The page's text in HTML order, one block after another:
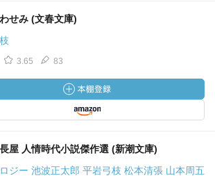
せみ (文春文庫)
3.65 83
屋 人情時代小説傑作選 (新潮文庫)
ジー 池波正太郎 平岩弓枝 松本清張 山本周五